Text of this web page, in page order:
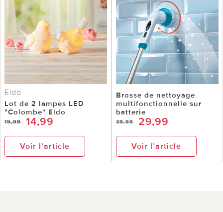
Eldo
Lot de 2 lampes LED
"Colombe" Eldo
19,99 14,99
Voir l’article
Brosse de nettoyage
multifonctionnelle sur
batterie
39,99 29,99
Voir l’article